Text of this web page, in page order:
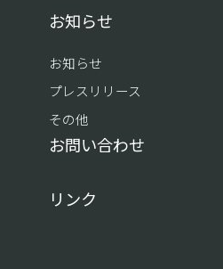
お知らせ
お知らせ
プレスリリース
その他
お問い合わせ
リンク